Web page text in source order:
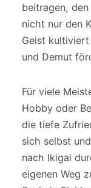
beitragen,
nicht nur den
Geist kultiviert
und Demut
Für viele
Hobby oder
die tiefe
sich selbst
nach Ikigai
eigenen Weg